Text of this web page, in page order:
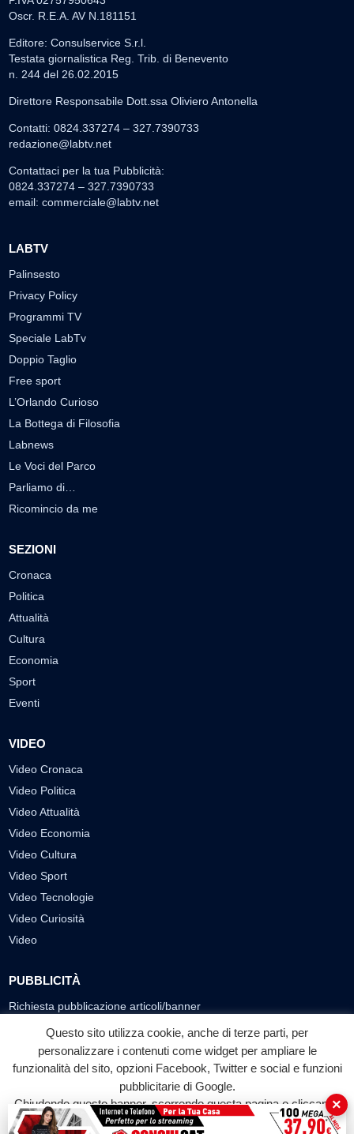
Oscr. R.E.A. AV N.181151
Editore: Consulservice S.r.l.
Testata giornalistica Reg. Trib. di Benevento
n. 244 del 26.02.2015
Direttore Responsabile Dott.ssa Oliviero Antonella
Contatti: 0824.337274 – 327.7390733
redazione@labtv.net
Contattaci per la tua Pubblicità:
0824.337274 – 327.7390733
email: commerciale@labtv.net
LABTV
Palinsesto
Privacy Policy
Programmi TV
Speciale LabTv
Doppio Taglio
Free sport
L’Orlando Curioso
La Bottega di Filosofia
Labnews
Le Voci del Parco
Parliamo di…
Ricomincio da me
SEZIONI
Cronaca
Politica
Attualità
Cultura
Economia
Sport
Eventi
VIDEO
Video Cronaca
Video Politica
Video Attualità
Video Economia
Video Cultura
Video Sport
Video Tecnologie
Video Curiosità
Video
PUBBLICITÀ
Richiesta pubblicazione articoli/banner
SEGUICI SUI SOCIAL
f
Facebook
◎ ▶
YouTube
Questo sito utilizza cookie, anche di terze parti, per
personalizzare i contenuti come widget per ampliare le
funzionalità del sito, opzioni Facebook, Twitter e social e funzioni
pubblicitarie di Google.
Chiudendo questo banner, scorrendo questa pagina o cliccando
su qualunque suo elemento acconsenti all'uso dei cookie.
×